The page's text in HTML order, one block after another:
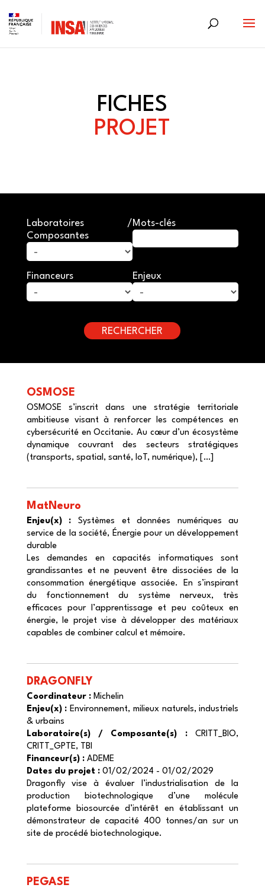
to
content
FICHES
PROJET
Laboratoires /
Composantes
Mots-clés
Financeurs Enjeux
OSMOSE
OSMOSE s’inscrit dans une stratégie territoriale
ambitieuse visant à renforcer les compétences en
cybersécurité en Occitanie. Au cœur d’un écosystème
dynamique couvrant des secteurs stratégiques
(transports, spatial, santé, IoT, numérique), […]
MatNeuro
Enjeu(x) : Systèmes et données numériques au
service de la société, Énergie pour un développement
durable
Les demandes en capacités informatiques sont
grandissantes et ne peuvent être dissociées de la
consommation énergétique associée. En s’inspirant
du fonctionnement du système nerveux, très
efficaces pour l’apprentissage et peu coûteux en
énergie, le projet vise à développer des matériaux
capables de combiner calcul et mémoire.
DRAGONFLY
Coordinateur :Michelin
Enjeu(x) : Environnement, milieux naturels, industriels
& urbains
Laboratoire(s) / Composante(s) :CRITT_BIO,
CRITT_GPTE, TBI
Financeur(s) :ADEME
Dates du projet :01/02/2024 - 01/02/2029
Dragonfly vise à évaluer l’industrialisation de la
production biotechnologique d’une molécule
plateforme biosourcée d’intérêt en établissant un
démonstrateur de capacité 400 tonnes/an sur un
site de procédé biotechnologique.
PEGASE